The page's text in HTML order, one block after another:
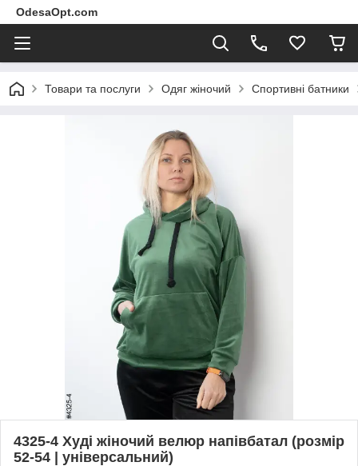
OdesaOpt.com
Товари та послуги Одяг жіночий Спортивні батники
4325-4 Худі жіночий велюр напівбатал (розмір
52-54 | універсальний)